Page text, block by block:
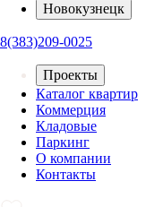
Новокузнецк
8(383)209-0025
Проекты
Каталог квартир
Коммерция
Кладовые
Паркинг
О компании
Контакты